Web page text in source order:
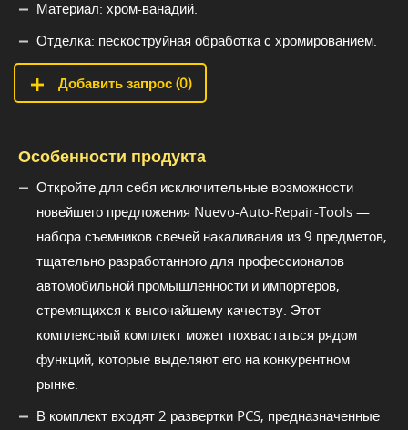
Материал: хром-ванадий.
Отделка: пескоструйная обработка с хромированием.
Добавить запрос (0)
Особенности продукта
Откройте для себя исключительные возможности
новейшего предложения Nuevo-Auto-Repair-Tools —
набора съемников свечей накаливания из 9 предметов,
тщательно разработанного для профессионалов
автомобильной промышленности и импортеров,
стремящихся к высочайшему качеству. Этот
комплексный комплект может похвастаться рядом
функций, которые выделяют его на конкурентном
рынке.
В комплект входят 2 развертки PCS, предназначенные